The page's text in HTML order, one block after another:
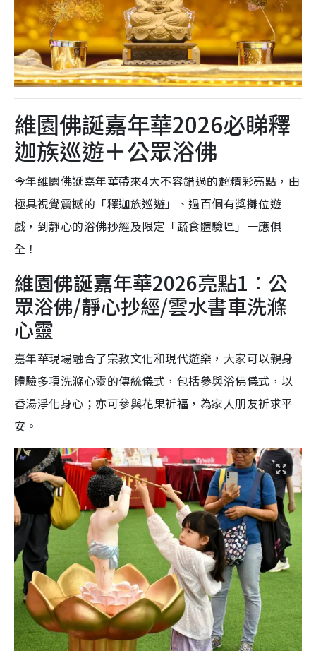
維園佛誕嘉年華2026必睇釋
迦族巡遊＋公眾浴佛
今年維園佛誕嘉年華帶來4大不容錯過的超精彩亮點，由
極具視覺震撼的「釋迦族巡遊」、過百個有獎攤位遊
戲，到靜心的浴佛抄經及限定「蔬食體驗區」一應俱
全！
維園佛誕嘉年華2026亮點1︰公
眾浴佛/靜心抄經/雲水書車洗滌
心靈
嘉年華現場融合了宗教文化和現代遊樂，大家可以親身
體驗多項洗滌心靈的傳統儀式，包括參與浴佛儀式，以
香湯淨化身心；亦可參與花果祈福，為家人朋友祈求平
安。